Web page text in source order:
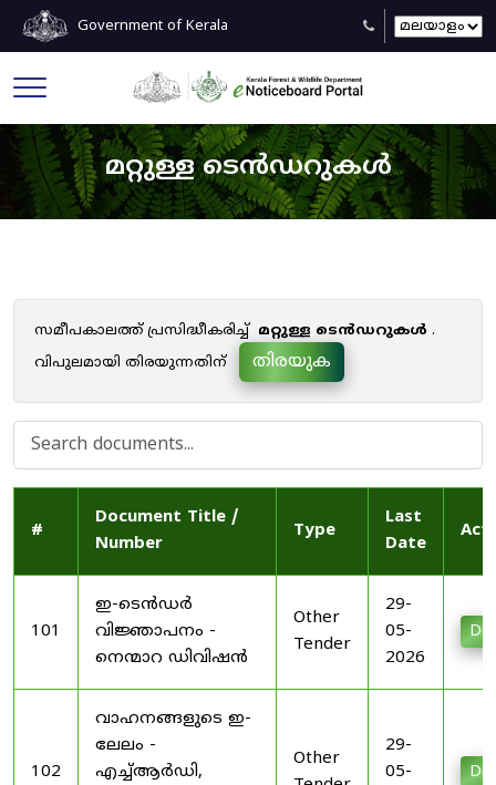
Government of Kerala
മറ്റുള്ള ടെൻഡറുകൾ
സമീപകാലത്ത് പ്രസിദ്ധീകരിച്ച് മറ്റുള്ള ടെൻഡറുകൾ .
വിപുലമായി തിരയുന്നതിന്
തിരയുക
#
Document Title /
Number
Type
Last
Date
101
ഇ-ടെൻഡർ
വിജ്ഞാപനം -
നെന്മാറ ഡിവിഷൻ
Other
Tender
29-
05-
2026
102
വാഹനങ്ങളുടെ ഇ-
ലേലം -
എച്ച്ആർഡി,
Other
29-
05-